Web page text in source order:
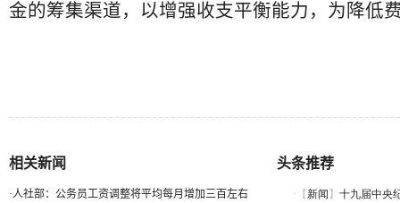
金的筹集渠道，以增强收支平衡能力，为降低
相关新闻
·人社部：公务员工资调整将平均每月增加三百左右
头条推荐